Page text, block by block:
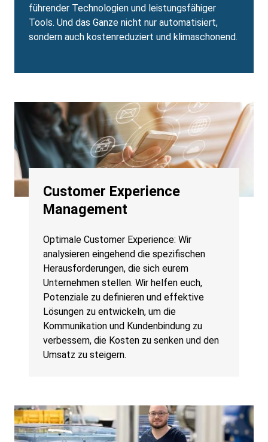
führender Technologien und leistungsfähiger
Tools. Und das Ganze nicht nur automatisiert,
sondern auch kostenreduziert und klimaschonend.
Customer Experience
Management
Optimale Customer Experience: Wir
analysieren eingehend die spezifischen
Herausforderungen, die sich eurem
Unternehmen stellen. Wir helfen euch,
Potenziale zu definieren und effektive
Lösungen zu entwickeln, um die
Kommunikation und Kundenbindung zu
verbessern, die Kosten zu senken und den
Umsatz zu steigern.